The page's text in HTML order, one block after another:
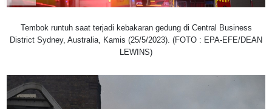
Tembok runtuh saat terjadi kebakaran gedung di Central Business
District Sydney, Australia, Kamis (25/5/2023). (FOTO : EPA-EFE/DEAN
LEWINS)